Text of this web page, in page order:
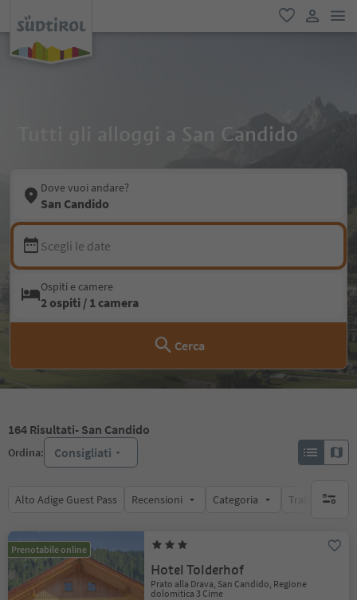
favoriti
user link
Tutti gli alloggi a San Candido
Dove vuoi andare?
San Candido
Scegli le date
Ospiti e camere
2 ospiti / 1 camera
Cerca
164 Risultati- San Candido
Ordina: Consigliati
Alto Adige Guest Pass Recensioni Categoria Trattamento
Prenotabile online
Hotel Tolderhof
Prato alla Drava, San Candido, Regione
dolomitica 3 Cime